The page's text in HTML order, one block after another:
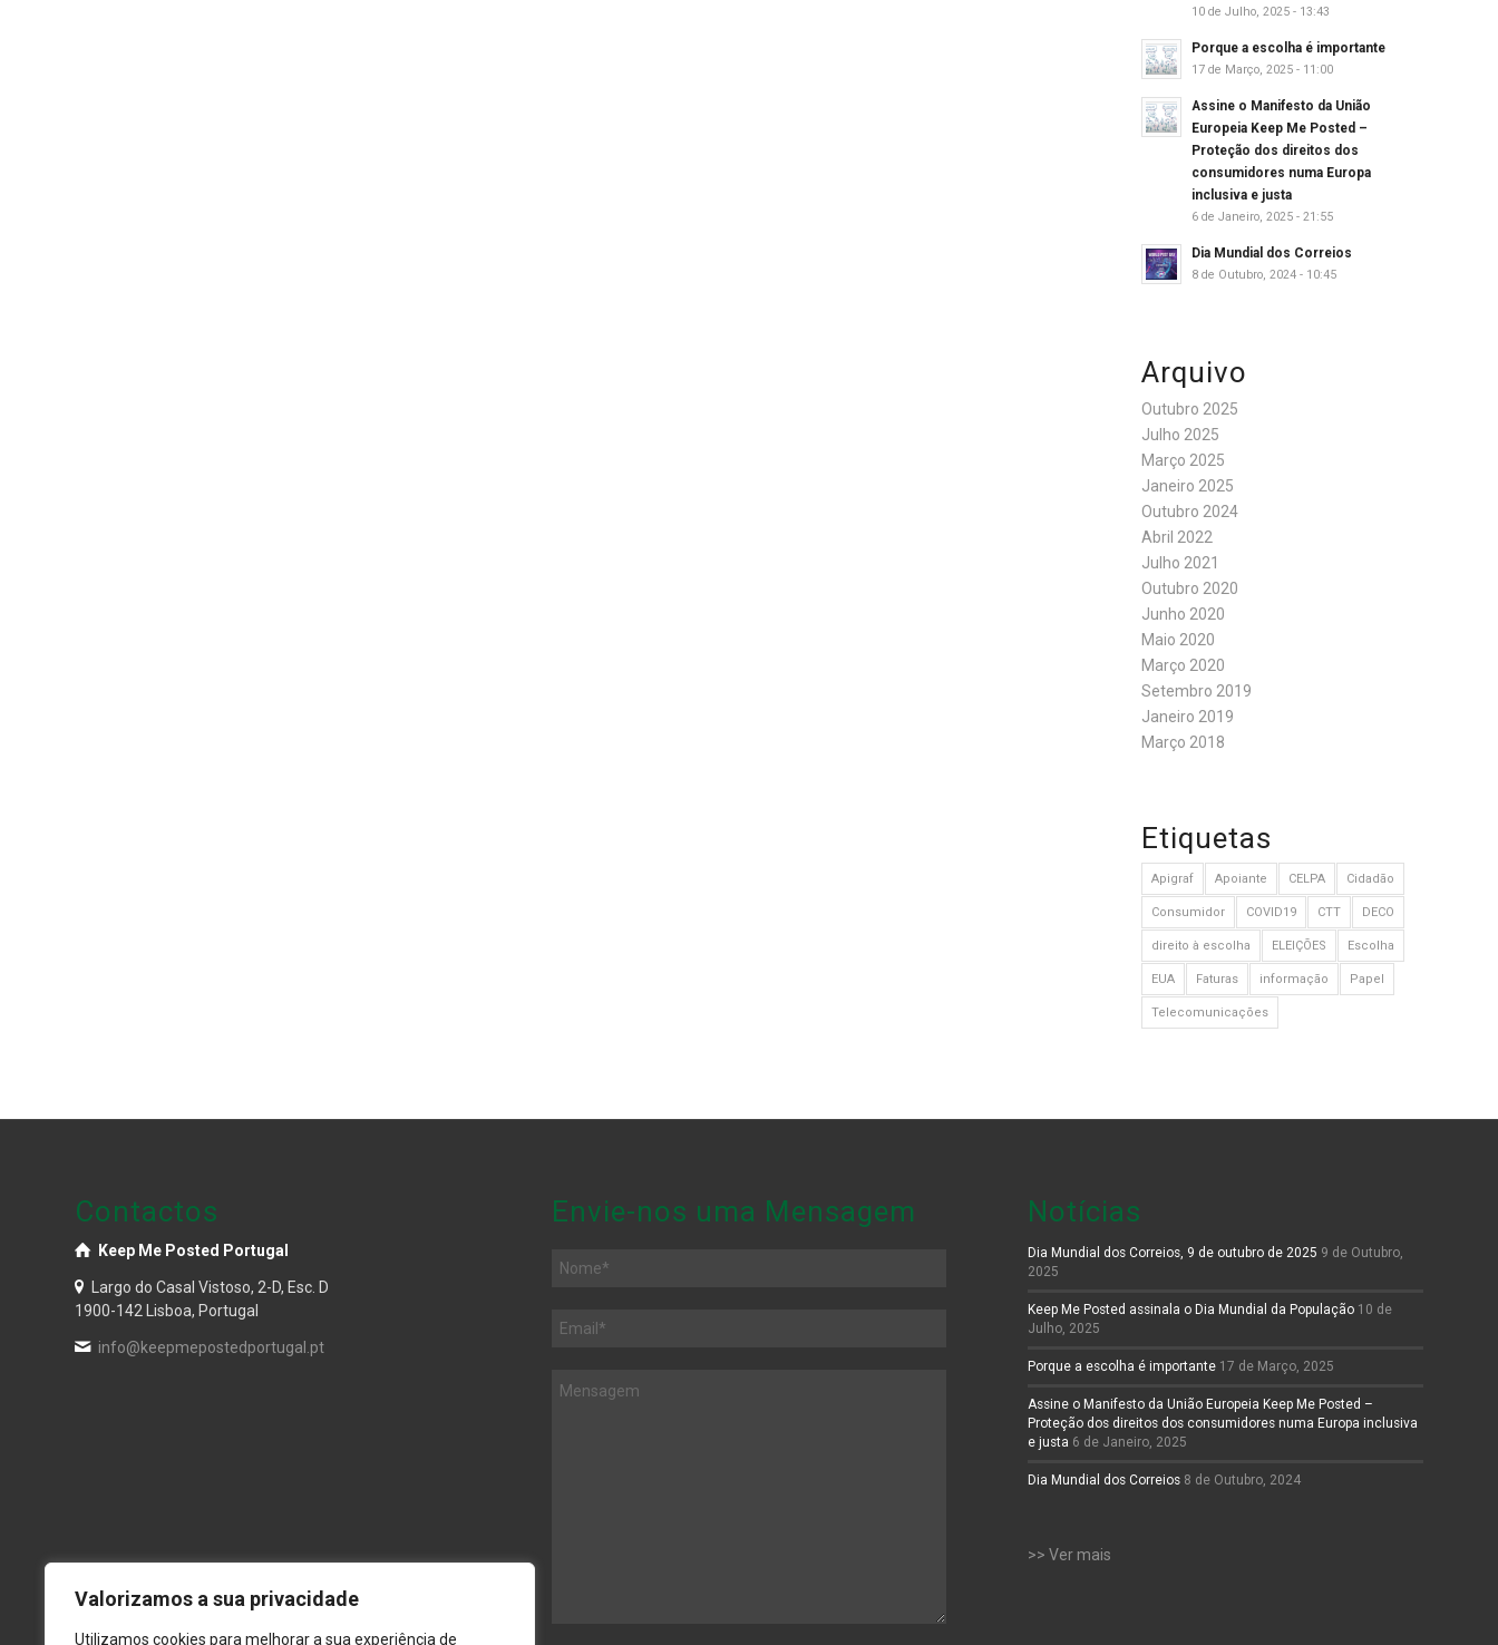
Valorizamos a sua privacidade
Utilizamos cookies para melhorar a sua experiência de
10 de Julho, 2025 - 13:43
Porque a escolha é importante
17 de Março, 2025 - 11:00
Assine o Manifesto da União
Europeia Keep Me Posted –
Proteção dos direitos dos
consumidores numa Europa
inclusiva e justa
6 de Janeiro, 2025 - 21:55
Dia Mundial dos Correios
8 de Outubro, 2024 - 10:45
Arquivo
Outubro 2025
Julho 2025
Março 2025
Janeiro 2025
Outubro 2024
Abril 2022
Julho 2021
Outubro 2020
Junho 2020
Maio 2020
Março 2020
Setembro 2019
Janeiro 2019
Março 2018
Etiquetas
Apigraf Apoiante CELPA Cidadão
Consumidor COVID19 CTT DECO
direito à escolha ELEIÇÕES Escolha
EUA Faturas informação Papel
Telecomunicações
Contactos
Keep Me Posted Portugal
Largo do Casal Vistoso, 2-D, Esc. D
1900-142 Lisboa, Portugal
info@keepmepostedportugal.pt
Envie-nos uma Mensagem Notícias
Dia Mundial dos Correios, 9 de outubro de 2025 9 de Outubro,
2025
Keep Me Posted assinala o Dia Mundial da População 10 de
Julho, 2025
Porque a escolha é importante 17 de Março, 2025
Assine o Manifesto da União Europeia Keep Me Posted –
Proteção dos direitos dos consumidores numa Europa inclusiva
e justa 6 de Janeiro, 2025
Dia Mundial dos Correios 8 de Outubro, 2024
>> Ver mais